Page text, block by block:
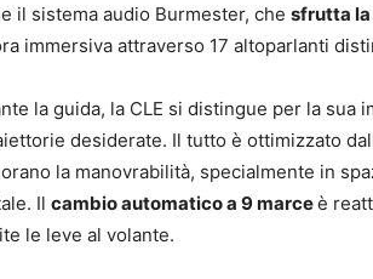
il sistema audio Burmester, che sfrutta
immersiva attraverso 17 altoparlanti
la guida, la CLE si distingue per la
desiderate. Il tutto è ottimizzato
la manovrabilità, specialmente in
Il cambio automatico a 9 marceè
le leve al volante.